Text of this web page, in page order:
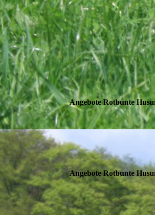
Angebote Rotbunte
Angebote Rotbunte